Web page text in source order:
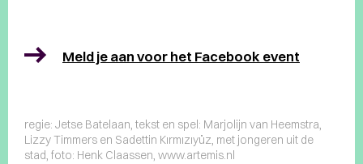
Meld je aan voor het Facebook event
regie: Jetse Batelaan, tekst en spel: Marjolijn van Heemstra,
Lizzy Timmers en Sadettin Kırmızıyüz, met jongeren uit de
stad, foto: Henk Claassen, www.artemis.nl